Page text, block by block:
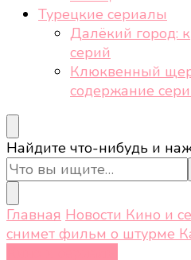
Турецкие сериалы
Далёкий город:
серий
Клюквенный
содержание
Ищите
что-
то?
Найдите что-нибудь и
Главная Новости Кино и
снимет фильм о штурме